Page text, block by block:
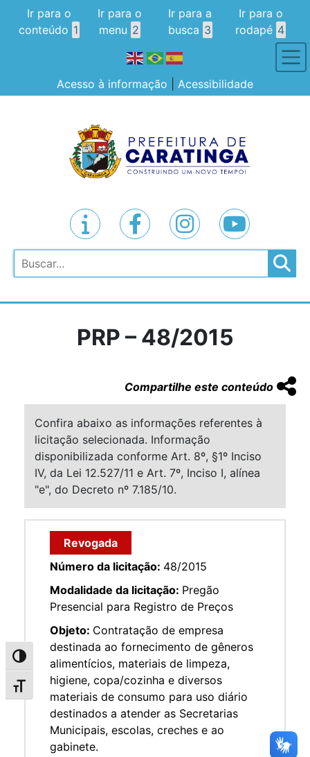
Alternar alto contraste
Alternar tamanho da fonte
Ir para o
conteúdo 1
Ir para o
menu 2
Ir para a
busca 3
Ir para o
rodapé 4
Acesso à informação Acessibilidade
Pesquisar
PRP – 48/2015
Compartilhe este conteúdo
Confira abaixo as informações referentes à
licitação selecionada. Informação
disponibilizada conforme Art. 8º, §1º Inciso
IV, da Lei 12.527/11 e Art. 7º, Inciso I, alínea
"e", do Decreto nº 7.185/10.
Revogada
Número da licitação: 48/2015
Modalidade da licitação: Pregão
Presencial para Registro de Preços
Objeto: Contratação de empresa
destinada ao fornecimento de gêneros
alimentícios, materiais de limpeza,
higiene, copa/cozinha e diversos
materiais de consumo para uso diário
destinados a atender as Secretarias
Municipais, escolas, creches e ao
gabinete.